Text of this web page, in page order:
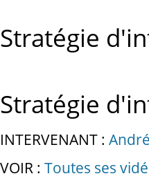
Stratégie
Stratégie
INTERVENANT :
VOIR : Toutes ses